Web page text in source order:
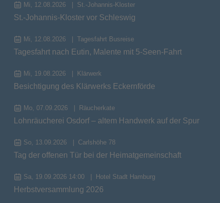
Mi, 12.08.2026 St.-Johannis-Kloster
St.-Johannis-Kloster vor Schleswig
Mi, 12.08.2026 Tagesfahrt Busreise
Tagesfahrt nach Eutin, Malente mit 5-Seen-Fahrt
Mi, 19.08.2026 Klärwerk
Besichtigung des Klärwerks Eckernförde
Mo, 07.09.2026 Räucherkate
Lohnräucherei Osdorf – altem Handwerk auf der Spur
So, 13.09.2026 Carlshöhe 78
Tag der offenen Tür bei der Heimatgemeinschaft
Sa, 19.09.2026 14:00 Hotel Stadt Hamburg
Herbstversammlung 2026